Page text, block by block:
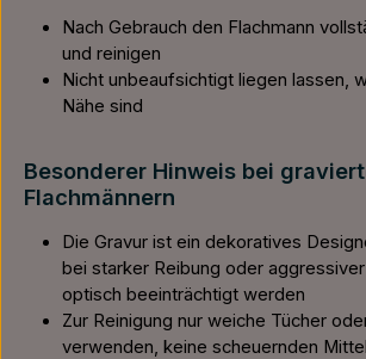
Nach Gebrauch den Flachmann
und reinigen
Nicht unbeaufsichtigt liegen lassen,
Nähe sind
Besonderer Hinweis bei
Flachmännern
Die Gravur ist ein dekoratives
bei starker Reibung oder
optisch beeinträchtigt werden
Zur Reinigung nur weiche Tücher
verwenden, keine scheuernden Mittel